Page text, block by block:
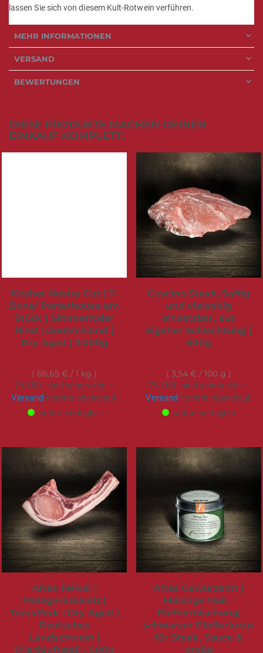
lassen Sie sich von diesem Kult-Rotwein verführen.
MEHR INFORMATIONEN
VERSAND
BEWERTUNGEN
DIESE PRODUKTE MACHEN DEINEN
EINKAUF KOMPLETT:
Kosher Nostra Cut | T-
Bone/ Porterhouse am
Stück | Simmentaler
Rind | Deutschland |
Dry Aged | 3.000g
66,65 € / 1 kg
7% USt. sind schon drin –
Versandkommt obendrauf.
sofort verfügbar
Cuscino-Steak. Saftig
und vielseitig
einsetzbar, aus
eigener Schlachtung |
500g
3,54 € / 100 g
7% USt. sind schon drin –
Versandkommt obendrauf.
sofort verfügbar
Altes Ferkel |
Metzgerkotelett |
TomaPork | Dry Aged |
Deutsches
Landschwein |
Frischluftstall | 500g
Altes Gewürzamt |
Mélange Noir -
Pfeffermischung|
schwarzer Pfefferluxus
für Steak, Sauce &
große